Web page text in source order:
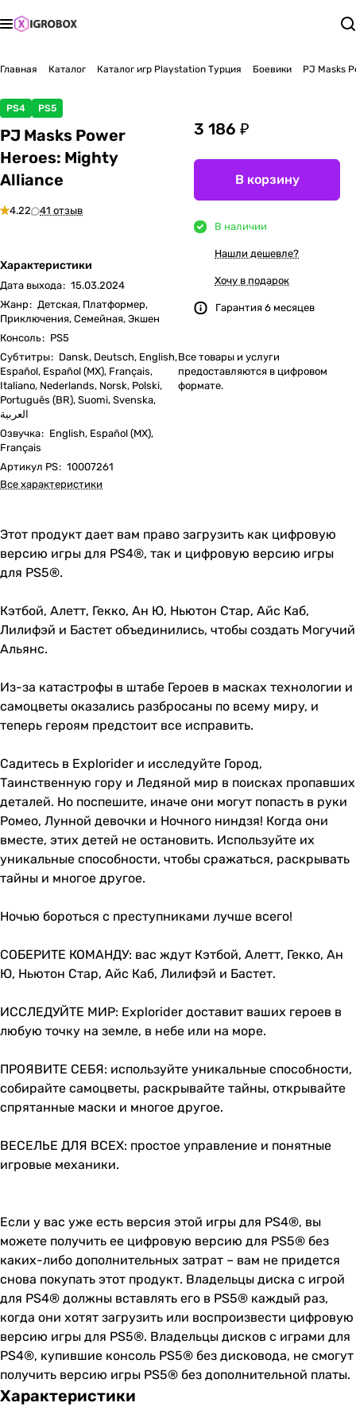
Главная Каталог Каталог игр Playstation Турция Боевики PJ Masks
PS4 PS5
PJ Masks Power
Heroes: Mighty
Alliance
4.22 41 отзыв
Характеристики
Дата выхода: 15.03.2024
Жанр: Детская, Платформер,
Приключения, Семейная, Экшен
Консоль: PS5
Субтитры: Dansk, Deutsch, English,
Español, Español (MX), Français,
Italiano, Nederlands, Norsk, Polski,
Português (BR), Suomi, Svenska,
العربية
Озвучка: English, Español (MX),
Français
Артикул PS: 10007261
Все характеристики
3 186 ₽
В корзину
В наличии
Нашли дешевле?
Хочу в подарок
Гарантия 6 месяцев
Все товары и услуги
предоставляются в цифровом
формате.
Этот продукт дает вам право загрузить как цифровую
версию игры для PS4®, так и цифровую версию игры
для PS5®.
Кэтбой, Алетт, Гекко, Ан Ю, Ньютон Стар, Айс Каб,
Лилифэй и Бастет объединились, чтобы создать Могучий
Альянс.
Из-за катастрофы в штабе Героев в масках технологии и
самоцветы оказались разбросаны по всему миру, и
теперь героям предстоит все исправить.
Садитесь в Explorider и исследуйте Город,
Таинственную гору и Ледяной мир в поисках пропавших
деталей. Но поспешите, иначе они могут попасть в руки
Ромео, Лунной девочки и Ночного ниндзя! Когда они
вместе, этих детей не остановить. Используйте их
уникальные способности, чтобы сражаться, раскрывать
тайны и многое другое.
Ночью бороться с преступниками лучше всего!
СОБЕРИТЕ КОМАНДУ: вас ждут Кэтбой, Алетт, Гекко, Ан
Ю, Ньютон Стар, Айс Каб, Лилифэй и Бастет.
ИССЛЕДУЙТЕ МИР: Explorider доставит ваших героев в
любую точку на земле, в небе или на море.
ПРОЯВИТЕ СЕБЯ: используйте уникальные способности,
собирайте самоцветы, раскрывайте тайны, открывайте
спрятанные маски и многое другое.
ВЕСЕЛЬЕ ДЛЯ ВСЕХ: простое управление и понятные
игровые механики.
Если у вас уже есть версия этой игры для PS4®, вы
можете получить ее цифровую версию для PS5® без
каких-либо дополнительных затрат – вам не придется
снова покупать этот продукт. Владельцы диска с игрой
для PS4® должны вставлять его в PS5® каждый раз,
когда они хотят загрузить или воспроизвести цифровую
версию игры для PS5®. Владельцы дисков с играми для
PS4®, купившие консоль PS5® без дисковода, не смогут
получить версию игры PS5® без дополнительной платы.
Характеристики